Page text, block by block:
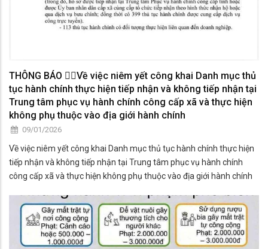
THÔNG BÁO 👉🏻Về việc niêm yết công khai Danh mục thủ
tục hành chính thực hiện tiếp nhận và không tiếp nhận tại
Trung tâm phục vụ hành chính công cấp xã và thực hiện
không phụ thuộc vào địa giới hành chính
09/01/2026
Về việc niêm yết công khai Danh mục thủ tục hành chính thực hiện
tiếp nhận và không tiếp nhận tại Trung tâm phục vụ hành chính
công cấp xã và thực hiện không phụ thuộc vào địa giới hành chính